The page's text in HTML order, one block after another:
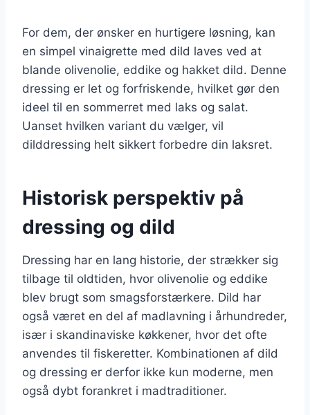
For dem, der ønsker en hurtigere løsning, kan
en simpel vinaigrette med dild laves ved at
blande olivenolie, eddike og hakket dild. Denne
dressing er let og forfriskende, hvilket gør den
ideel til en sommerret med laks og salat.
Uanset hvilken variant du vælger, vil
dilddressing helt sikkert forbedre din laksret.
Historisk perspektiv på
dressing og dild
Dressing har en lang historie, der strækker sig
tilbage til oldtiden, hvor olivenolie og eddike
blev brugt som smagsforstærkere. Dild har
også været en del af madlavning i århundreder,
især i skandinaviske køkkener, hvor det ofte
anvendes til fiskeretter. Kombinationen af dild
og dressing er derfor ikke kun moderne, men
også dybt forankret i madtraditioner.